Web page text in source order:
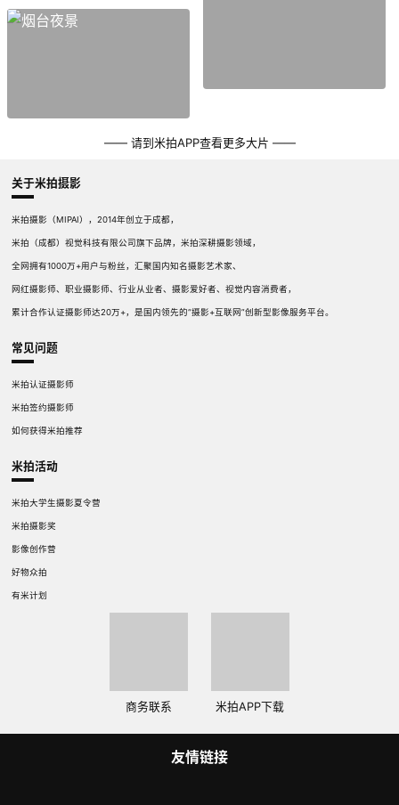
—— 请到米拍APP查看更多大片 ——
关于米拍摄影
米拍摄影（MIPAI），2014年创立于成都，
米拍（成都）视觉科技有限公司旗下品牌，米拍深耕摄影领域，
全网拥有1000万+用户与粉丝，汇聚国内知名摄影艺术家、
网红摄影师、职业摄影师、行业从业者、摄影爱好者、视觉内容消费者，
累计合作认证摄影师达20万+，是国内领先的“摄影+互联网”创新型影像服务平台。
常见问题
米拍认证摄影师
米拍签约摄影师
如何获得米拍推荐
米拍活动
米拍大学生摄影夏令营
米拍摄影奖
影像创作营
好物众拍
有米计划
商务联系 米拍APP下载
友情链接